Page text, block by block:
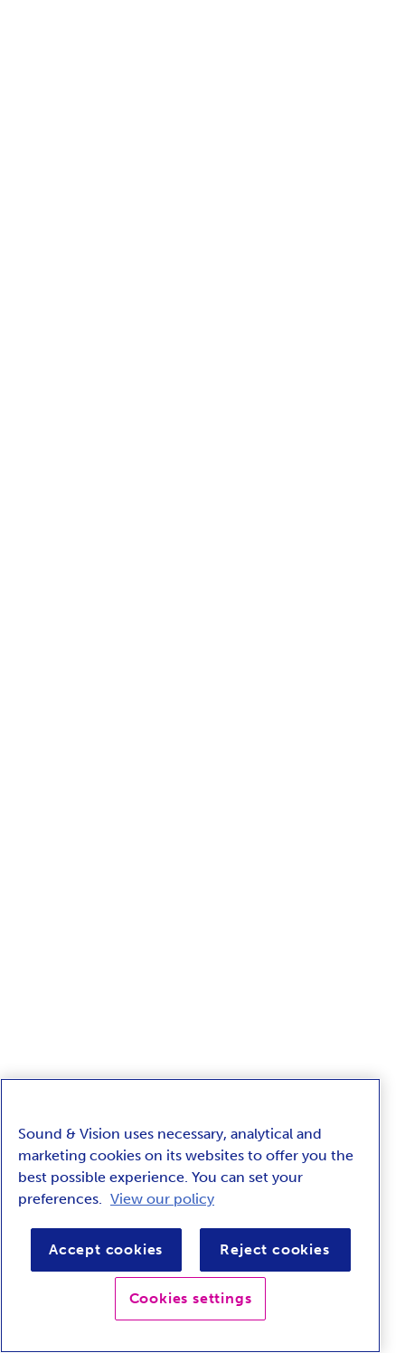
Sound & Vision uses necessary, analytical and
marketing cookies on its websites to offer you the
best possible experience. You can set your
preferences. View our policy
Accept cookies Reject cookies
Cookies settings